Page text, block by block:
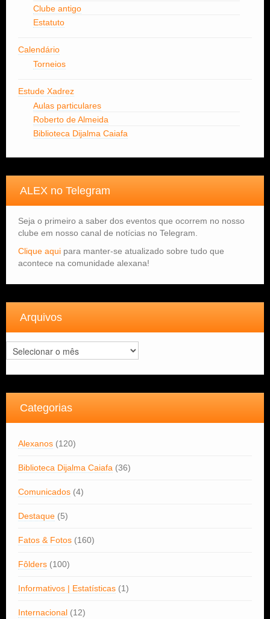
Clube antigo
Estatuto
Calendário
Torneios
Estude Xadrez
Aulas particulares
Roberto de Almeida
Biblioteca Dijalma Caiafa
ALEX no Telegram
Seja o primeiro a saber dos eventos que ocorrem no nosso
clube em nosso canal de notícias no Telegram.
Clique aqui para manter-se atualizado sobre tudo que
acontece na comunidade alexana!
Arquivos
Arquivos
Categorias
Alexanos (120)
Biblioteca Dijalma Caiafa (36)
Comunicados (4)
Destaque (5)
Fatos & Fotos (160)
Fôlders (100)
Informativos | Estatísticas (1)
Internacional (12)